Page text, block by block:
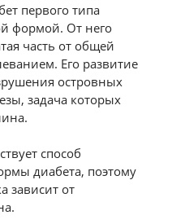
первого типа
формой. От него
часть от общей
Его развитие
островных
задача которых
способ
диабета, поэтому
зависит от